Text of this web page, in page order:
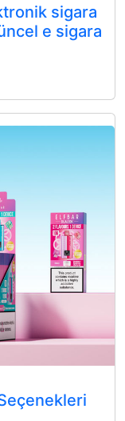
sigara
e sigara